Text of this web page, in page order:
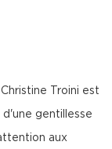
Troini est
gentillesse
aux